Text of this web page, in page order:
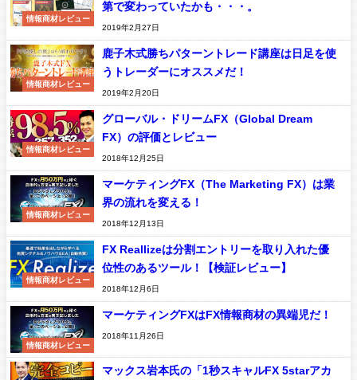
情報商材レビュー
第で変わっていたかも・・・。
2019年2月27日
情報商材レビュー
鹿子木式勝ちパターントレード講座は日足を使
うトレーダーにオススメだ！
2019年2月20日
情報商材レビュー
グローバル・ドリームFX（Global Dream
FX）の評価とレビュー
2018年12月25日
情報商材レビュー
マーケティングFX（The Marketing FX）は業
界の流れを変える！
2018年12月13日
情報商材レビュー
FX Reallizeは分割エントリーを取り入れた優
位性のあるツール！【検証レビュー】
2018年12月6日
情報商材レビュー
マーケティングFXはFX情報商材の異端児だ！
2018年11月26日
マックス岩本氏の「1秒スキャルFX 5starアカ